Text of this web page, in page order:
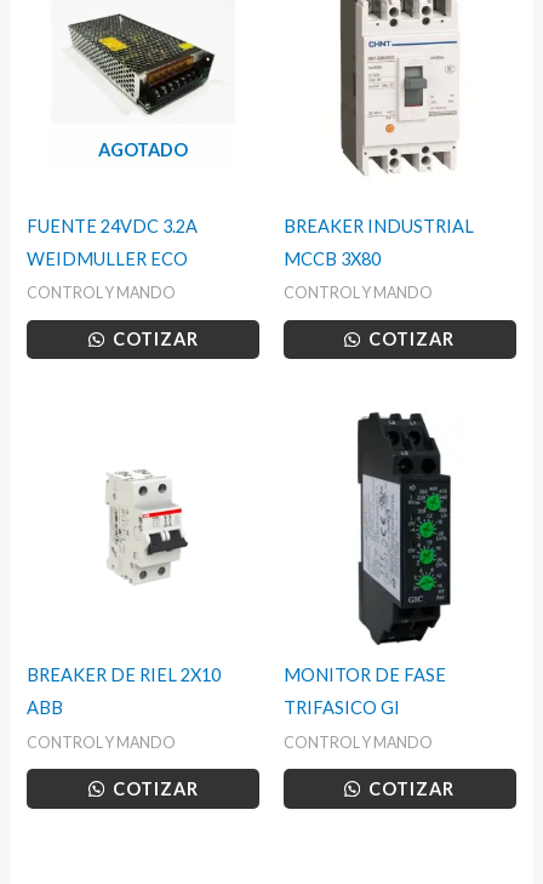
AGOTADO
FUENTE 24VDC 3.2A
WEIDMULLER ECO
CONTROL Y MANDO
COTIZAR
BREAKER INDUSTRIAL
MCCB 3X80
CONTROL Y MANDO
COTIZAR
BREAKER DE RIEL 2X10
ABB
CONTROL Y MANDO
COTIZAR
MONITOR DE FASE
TRIFASICO GI
CONTROL Y MANDO
COTIZAR